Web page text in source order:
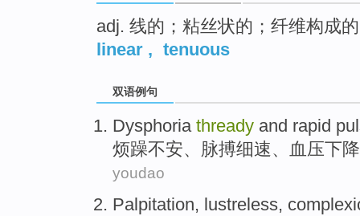
adj. 线的；粘丝状的；纤维构成
linear , tenuous
双语例句
Dysphoria thready and rapid
烦躁不安、 脉搏细速、 血压下降
youdao
Palpitation, lustreless,